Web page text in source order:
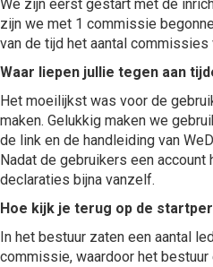
We zijn eerst gestart met de
zijn we met 1 commissie
van de tijd het aantal commissies
Waar liepen jullie tegen aan
Het moeilijkst was voor de
maken. Gelukkig maken we
de link en de handleiding van
Nadat de gebruikers een account
declaraties bijna vanzelf.
Hoe kijk je terug op de
In het bestuur zaten een aantal
commissie, waardoor het